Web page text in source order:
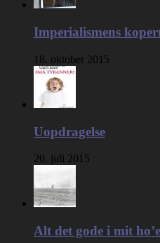
Imperialismens
18. oktober 2015
Uopdragelse
20. juli 2015
Alt det gode i mit